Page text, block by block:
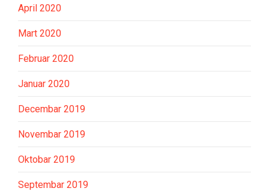
April 2020
Mart 2020
Februar 2020
Januar 2020
Decembar 2019
Novembar 2019
Oktobar 2019
Septembar 2019